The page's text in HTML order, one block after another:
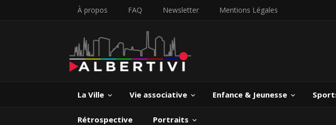
À propos FAQ Newsletter Mentions Légales
La Ville Vie associative Enfance & Jeunesse
Rétrospective Portraits